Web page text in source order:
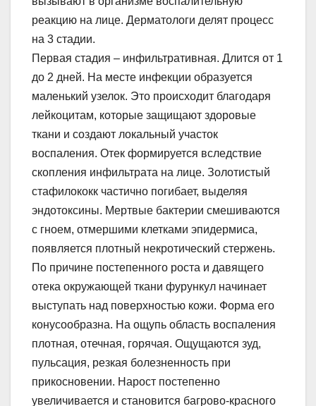
реакцию на лице. Дерматологи делят процесс
на 3 стадии.
Первая стадия – инфильтративная. Длится от 1
до 2 дней. На месте инфекции образуется
маленький узелок. Это происходит благодаря
лейкоцитам, которые защищают здоровые
ткани и создают локальный участок
воспаления. Отек формируется вследствие
скопления инфильтрата на лице. Золотистый
стафилококк частично погибает, выделяя
эндотоксины. Мертвые бактерии смешиваются
с гноем, отмершими клетками эпидермиса,
появляется плотный некротический стержень.
По причине постепенного роста и давящего
отека окружающей ткани фурункул начинает
выступать над поверхностью кожи. Форма его
конусообразна. На ощупь область воспаления
плотная, отечная, горячая. Ощущаются зуд,
пульсация, резкая болезненность при
прикосновении. Нарост постепенно
увеличивается и становится багрово-красного